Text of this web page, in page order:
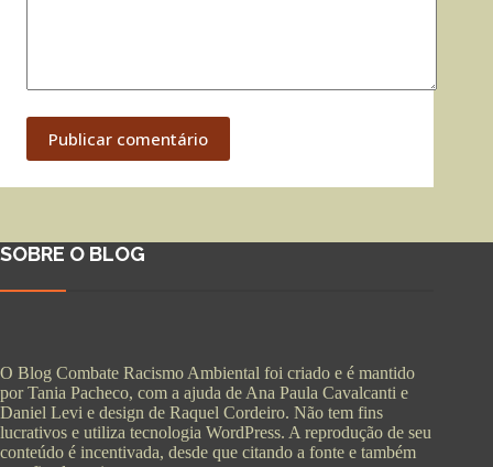
Publicar comentário
SOBRE O BLOG
O Blog Combate Racismo Ambiental foi criado e é mantido
por Tania Pacheco, com a ajuda de Ana Paula Cavalcanti e
Daniel Levi e design de Raquel Cordeiro. Não tem fins
lucrativos e utiliza tecnologia WordPress. A reprodução de seu
conteúdo é incentivada, desde que citando a fonte e também